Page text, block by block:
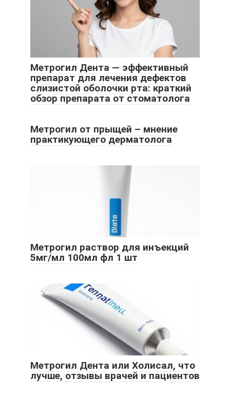
Метрогил Дента — эффективный
препарат для лечения дефектов
слизистой оболочки рта: краткий
обзор препарата от стоматолога
Метрогил от прыщей – мнение
практикующего дерматолога
Метрогил раствор для инъекций
5мг/мл 100мл фл 1 шт
Метрогил Дента или Холисал, что
лучше, отзывы врачей и пациентов